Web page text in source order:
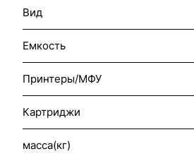
Вид
Емкость
Принтеры/МФУ
Картриджи
масса(кг)